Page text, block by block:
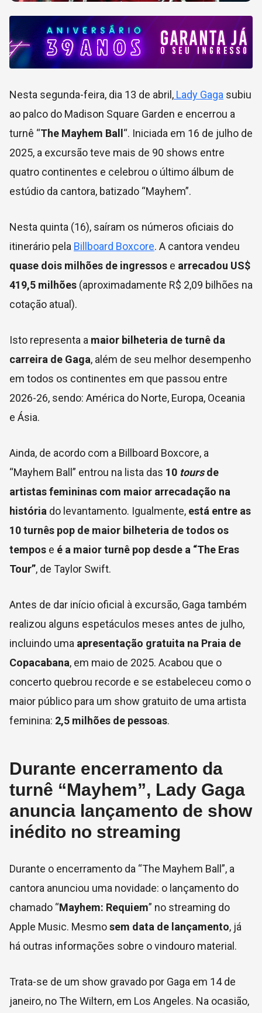
Nesta segunda-feira, dia 13 de abril, Lady Gaga subiu
ao palco do Madison Square Garden e encerrou a
turnê “The Mayhem Ball “. Iniciada em 16 de julho de
2025, a excursão teve mais de 90 shows entre
quatro continentes e celebrou o último álbum de
estúdio da cantora, batizado “Mayhem”.
Nesta quinta (16), saíram os números oficiais do
itinerário pela Billboard Boxcore. A cantora vendeu
quase dois milhões de ingressos e arrecadou US$
419,5 milhões (aproximadamente R$ 2,09 bilhões na
cotação atual).
Isto representa a maior bilheteria de turnê da
carreira de Gaga, além de seu melhor desempenho
em todos os continentes em que passou entre
2026-26, sendo: América do Norte, Europa, Oceania
e Ásia.
Ainda, de acordo com a Billboard Boxcore, a
“Mayhem Ball” entrou na lista das 10 toursde
artistas femininas com maior arrecadação na
história do levantamento. Igualmente, está entre as
10 turnês pop de maior bilheteria de todos os
tempos e é a maior turnê pop desde a “The Eras
Tour”, de Taylor Swift.
Antes de dar início oficial à excursão, Gaga também
realizou alguns espetáculos meses antes de julho,
incluindo uma apresentação gratuita na Praia de
Copacabana, em maio de 2025. Acabou que o
concerto quebrou recorde e se estabeleceu como o
maior público para um show gratuito de uma artista
feminina: 2,5 milhões de pessoas.
Durante encerramento da
turnê “Mayhem”, Lady Gaga
anuncia lançamento de show
inédito no streaming
Durante o encerramento da “The Mayhem Ball”, a
cantora anunciou uma novidade: o lançamento do
chamado “Mayhem: Requiem” no streaming do
Apple Music. Mesmosem data de lançamento, já
há outras informações sobre o vindouro material.
Trata-se de um show gravado por Gaga em 14 de
janeiro, no The Wiltern, em Los Angeles. Na ocasião,